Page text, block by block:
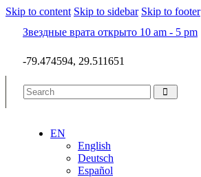
Skip to content Skip to sidebar Skip to footer
Звездные врата открыто 10 am - 5 pm
-79.474594, 29.511651
EN
English
Deutsch
Español